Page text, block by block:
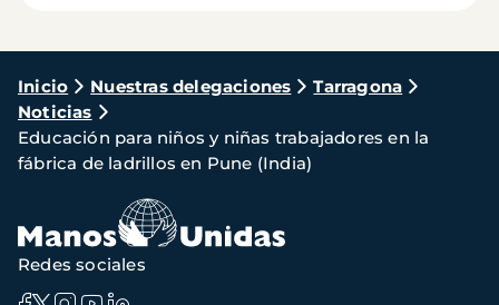
Ruta
de
navegación
Inicio Nuestras delegaciones
Tarragona
Noticias
Educación para niños y niñas trabajadores en la
fábrica de ladrillos en Pune (India)
Redes sociales